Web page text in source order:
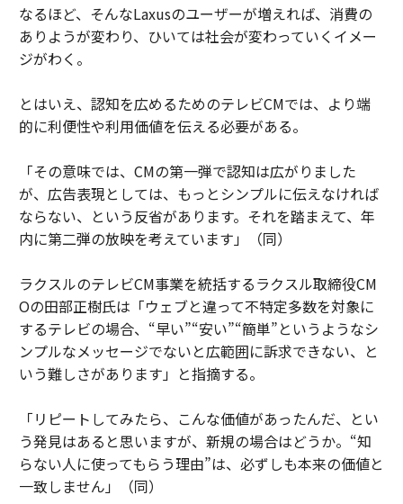
なるほど、そんなLaxusのユーザーが増えれば、消費の
ありようが変わり、ひいては社会が変わっていくイメー
ジがわく。
とはいえ、認知を広めるためのテレビCMでは、より端
的に利便性や利用価値を伝える必要がある。
「その意味では、CMの第一弾で認知は広がりました
が、広告表現としては、もっとシンプルに伝えなければ
ならない、という反省があります。それを踏まえて、年
内に第二弾の放映を考えています」（同）
ラクスルのテレビCM事業を統括するラクスル取締役CM
Oの田部正樹氏は「ウェブと違って不特定多数を対象に
するテレビの場合、“早い”“安い”“簡単”というようなシ
ンプルなメッセージでないと広範囲に訴求できない、と
いう難しさがあります」と指摘する。
「リピートしてみたら、こんな価値があったんだ、とい
う発見はあると思いますが、新規の場合はどうか。“知
らない人に使ってもらう理由”は、必ずしも本来の価値と
一致しません」（同）